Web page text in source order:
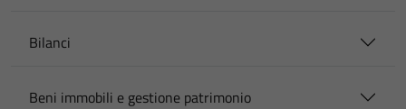
Bilanci
Beni immobili e gestione patrimonio